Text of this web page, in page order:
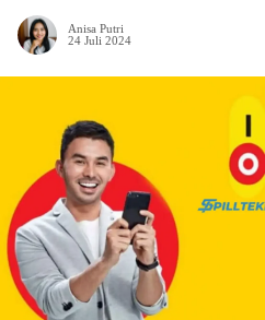
Anisa Putri
24 Juli 2024